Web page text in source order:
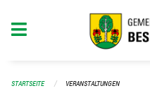
STARTSEITE VERANSTALTUNGEN